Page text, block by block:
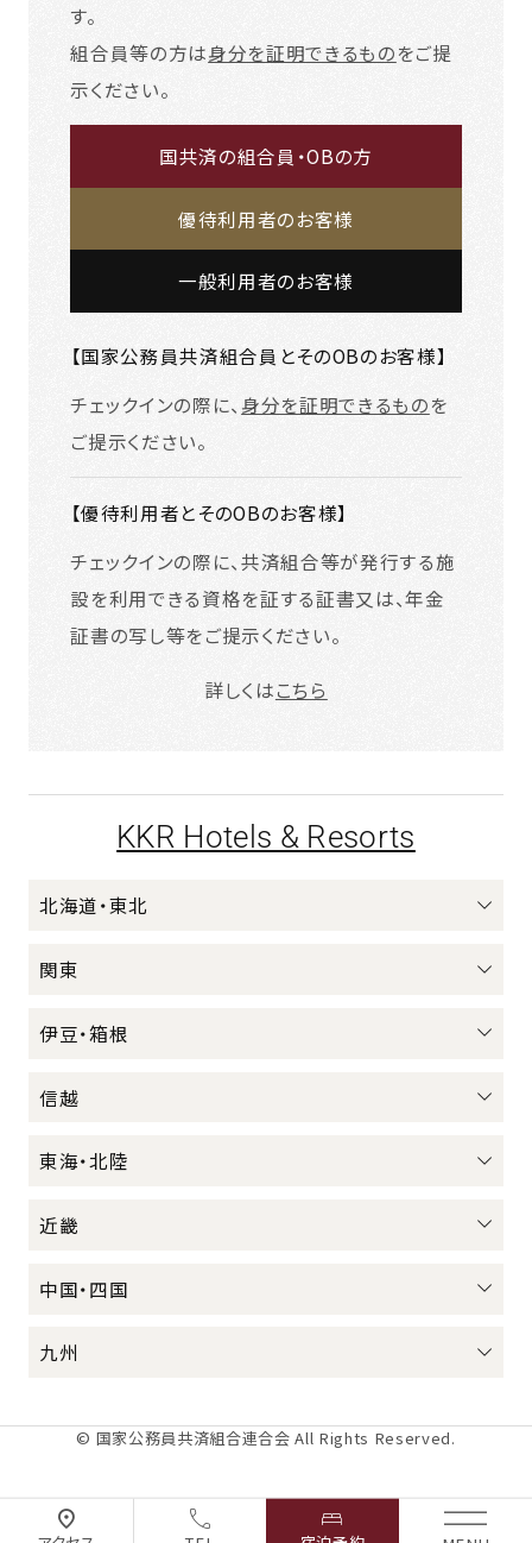
す。
組合員等の方は身分を証明できるものをご提
示ください。
国共済の組合員・OBの方
優待利用者のお客様
一般利用者のお客様
【国家公務員共済組合員とそのOBのお客様】
チェックインの際に、身分を証明できるものを
ご提示ください。
【優待利用者とそのOBのお客様】
チェックインの際に、共済組合等が発行する施
設を利用できる資格を証する証書又は、年金
証書の写し等をご提示ください。
詳しくはこちら
KKR Hotels & Resorts
北海道・東北
関東
伊豆・箱根
信越
東海・北陸
近畿
中国・四国
九州
© 国家公務員共済組合連合会 All Rights Reserved.